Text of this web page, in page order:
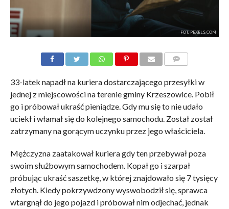
FOT. PEXELS.COM
33-latek napadł na kuriera dostarczającego przesyłki w
jednej z miejscowości na terenie gminy Krzeszowice. Pobił
go i próbował ukraść pieniądze. Gdy mu się to nie udało
uciekł i włamał się do kolejnego samochodu. Został został
zatrzymany na gorącym uczynku przez jego właściciela.
Mężczyzna zaatakował kuriera gdy ten przebywał poza
swoim służbowym samochodem. Kopał go i szarpał
próbując ukraść saszetkę, w której znajdowało się 7 tysięcy
złotych. Kiedy pokrzywdzony wyswobodził się, sprawca
wtargnął do jego pojazd i próbował nim odjechać, jednak